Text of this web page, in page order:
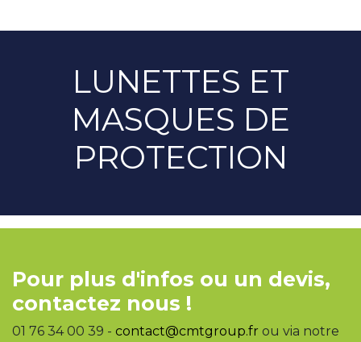
LUNETTES ET
MASQUES DE
PROTECTION
Pour plus d'infos ou un devis,
contactez nous !
01 76 34 00 39 - contact@cmtgroup.fr ou via notre